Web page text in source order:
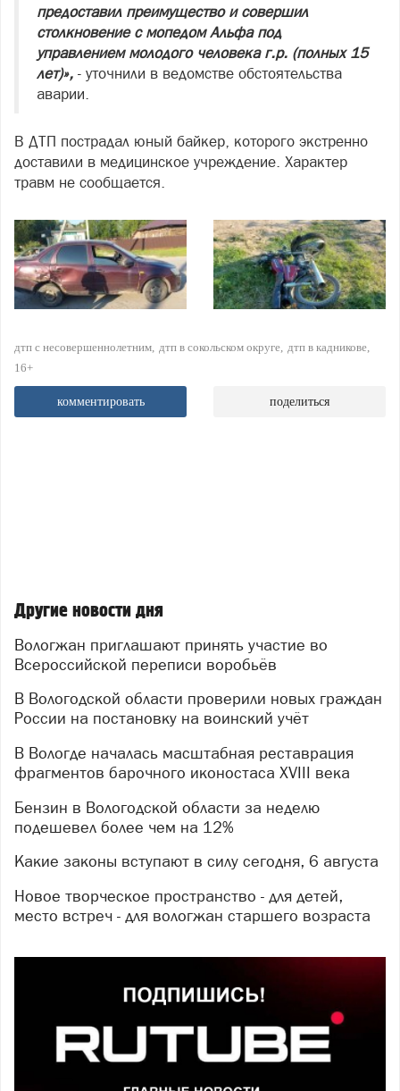
предоставил преимущество и совершил
столкновение с мопедом Альфа под
управлением молодого человека г.р. (полных 15
лет)», - уточнили в ведомстве обстоятельства
аварии.
В ДТП пострадал юный байкер, которого экстренно
доставили в медицинское учреждение. Характер
травм не сообщается.
дтп с несовершеннолетним дтп в сокольском округе дтп в кадникове
16+
комментировать поделиться
Другие новости дня
Вологжан приглашают принять участие во
Всероссийской переписи воробьёв
В Вологодской области проверили новых граждан
России на постановку на воинский учёт
В Вологде началась масштабная реставрация
фрагментов барочного иконостаса XVIII века
Бензин в Вологодской области за неделю
подешевел более чем на 12%
Какие законы вступают в силу сегодня, 6 августа
Новое творческое пространство - для детей,
место встреч - для вологжан старшего возраста